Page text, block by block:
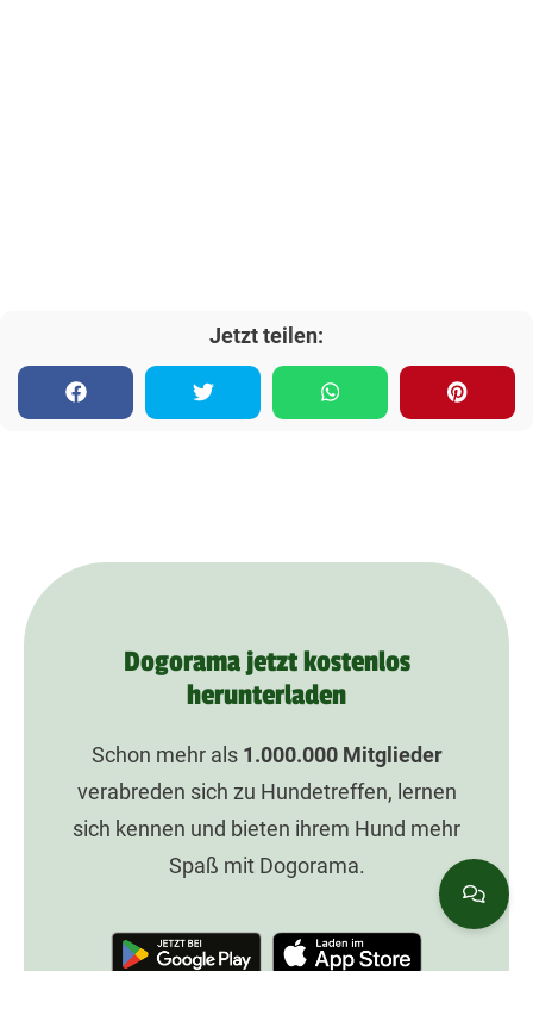
Jetzt teilen:
Dogorama jetzt kostenlos
herunterladen
Schon mehr als 1.000.000Mitglieder
verabreden sich zu Hundetreffen, lernen
sich kennen und bieten ihrem Hund mehr
Spaß mit Dogorama.